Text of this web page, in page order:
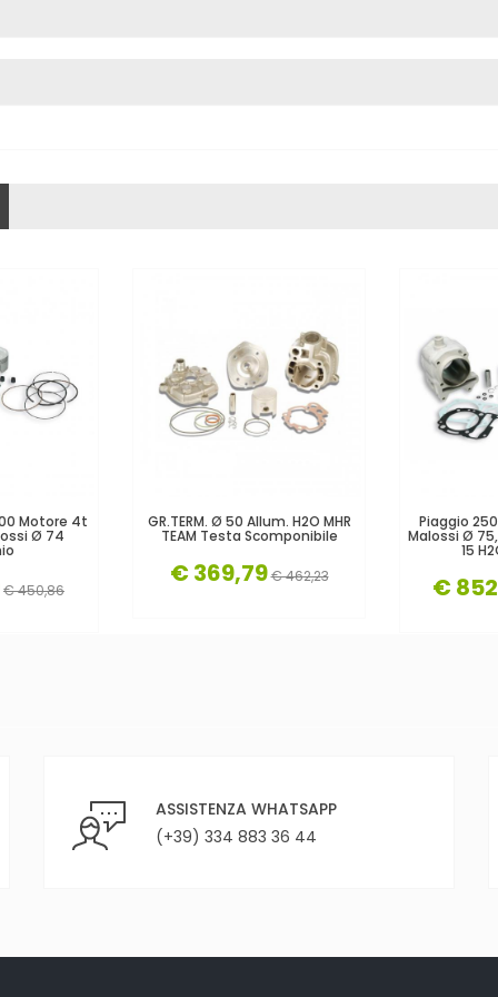
Motore 4t
Ø 74
€ 450,86
GR.TERM. Ø 50 Allum. H2O MHR
TEAM Testa Scomponibile
€ 369,79€ 462,23
Piaggio
Malossi Ø
15
€
ASSISTENZA WHATSAPP
(+39) 334 883 36 44